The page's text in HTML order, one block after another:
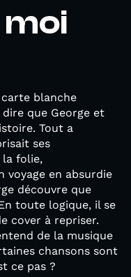
blanche
que George et
Tout a
ses
la folie,
voyage en absurdie
découvre que
toute logique, il se
cover à repriser.
de la musique
chansons sont
ce pas ?